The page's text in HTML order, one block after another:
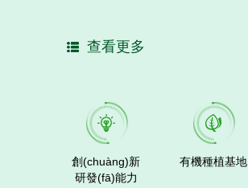
查看更多
創(chuàng)新
研發(fā)能力
有機種植基地